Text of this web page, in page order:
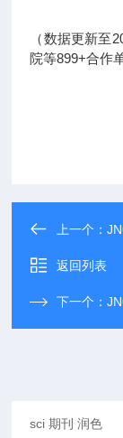
（数据更新至
院等899+合作
上一个：
返回列表
下一个：